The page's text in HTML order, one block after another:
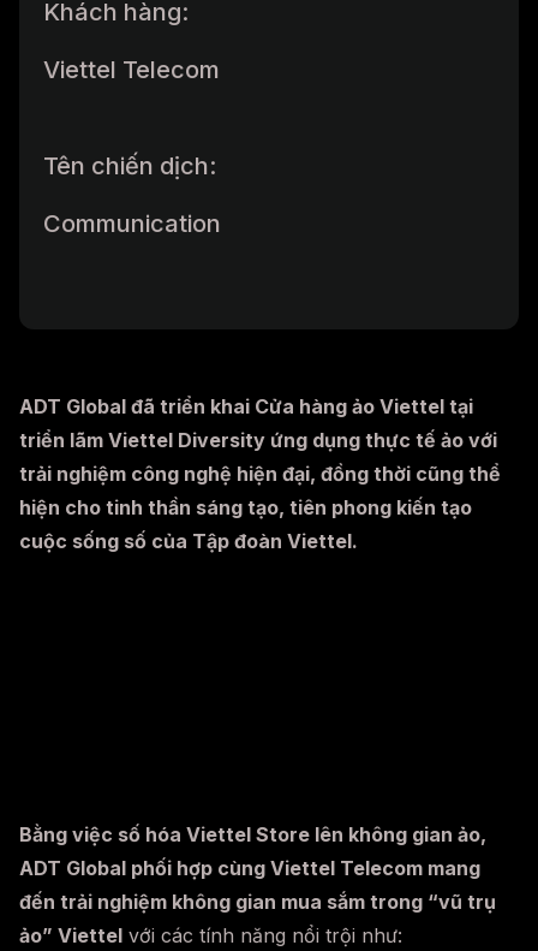
Khách hàng:
Viettel Telecom
Tên chiến dịch:
Communication
ADT Global đã triển khai Cửa hàng ảo Viettel tại
triển lãm Viettel Diversity ứng dụng thực tế ảo với
trải nghiệm công nghệ hiện đại, đồng thời cũng thể
hiện cho tinh thần sáng tạo, tiên phong kiến tạo
cuộc sống số của Tập đoàn Viettel.
Bằng việc số hóa Viettel Store lên không gian ảo,
ADT Global phối hợp cùng Viettel Telecom mang
đến trải nghiệm không gian mua sắm trong “vũ trụ
ảo” Viettel với các tính năng nổi trội như: